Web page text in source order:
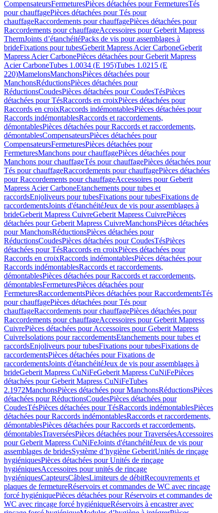
CompensateursFermeturesPièces détachées pour FermeturesTés
pour chauffagePièces détachées pour Tés pour
chauffageRaccordements pour chauffagePièces détachées pour
Raccordements pour chauffageAccessoires pour Geberit Mapress
ThermJoints d’étanchéitéPacks de vis pour assemblages à
brideFixations pour tubesGeberit Mapress Acier CarboneGeberit
Mapress Acier CarbonePièces détachées pour Geberit Mapress
Acier CarboneTubes 1.0034 (E 195)Tubes 1.0215 (E
220)MamelonsManchonsPièces détachées pour
ManchonsRéductionsPièces détachées pour
RéductionsCoudesPièces détachées pour CoudesTésPièces
détachées pour TésRaccords en croixPièces détachées pour
Raccords en croixRaccords indémontablesPièces détachées pour
Raccords indémontablesRaccords et raccordements,
démontablesPièces détachées pour Raccords et raccordements,
démontablesCompensateursPièces détachées pour
CompensateursFermeturesPièces détachées pour
FermeturesManchons pour chauffagePièces détachées pour
Manchons pour chauffageTés pour chauffagePièces détachées pour
Tés pour chauffageRaccordements pour chauffagePièces détachées
pour Raccordements pour chauffageAccessoires pour Geberit
Mapress Acier CarboneEtanchements pour tubes et
raccordsEnjoliveurs pour tubesFixations pour tubesFixations de
raccordementsJoints d'étanchéitéJeux de vis pour assemblages à
brideGeberit Mapress CuivreGeberit Mapress CuivrePièces
détachées pour Geberit Mapress CuivreManchonsPièces détachées
pour ManchonsRéductionsPièces détachées pour
RéductionsCoudesPièces détachées pour CoudesTésPièces
détachées pour TésRaccords en croixPièces détachées pour
Raccords en croixRaccords indémontablesPièces détachées pour
Raccords indémontablesRaccords et raccordements,
démontablesPièces détachées pour Raccords et raccordements,
démontablesFermeturesPièces détachées pour
FermeturesRaccordementsPièces détachées pour RaccordementsTés
pour chauffagePièces détachées pour Tés pour
chauffageRaccordements pour chauffagePièces détachées pour
Raccordements pour chauffageAccessoires pour Geberit Mapress
CuivrePièces détachées pour Accessoires pour Geberit Mapress
CuivreIsolations pour raccordementsEtanchements pour tubes et
raccordsEnjoliveurs pour tubesFixations pour tubesFixations de
raccordementsPièces détachées pour Fixations de
raccordementsJoints d'étanchéitéJeux de vis pour assemblages à
brideGeberit Mapress CuNiFeGeberit Mapress CuNiFePièces
détachées pour Geberit Mapress CuNiFeTubes
2.1972ManchonsPièces détachées pour ManchonsRéductionsPièces
détachées pour RéductionsCoudesPièces détachées pour
CoudesTésPièces détachées pour TésRaccords indémontablesPièces
détachées pour Raccords indémontablesRaccords et raccordements,
démontablesPièces détachées pour Raccords et raccordements,
démontablesTraverséesPièces détachées pour TraverséesAccessoires
pour Geberit Mapress CuNiFeJoints d'étanchéitéJeux de vis pour
assemblages de bridesSystème d’hygiène GeberitUnités de rinçage
hygiéniquesPièces détachées pour Unités de rinçage
hygiéniquesAccessoires pour unités de rinçage
hygiéniquesCapteursCâblesLimiteurs de débitRecouvrements et
plaques de fermetureRéservoirs et commandes de WC avec rinçage
forcé hygiéniquePièces détachées pour Réservoirs et commandes de
WC avec rinçage forcé hygiéniqueRéservoirs à encastrer avec